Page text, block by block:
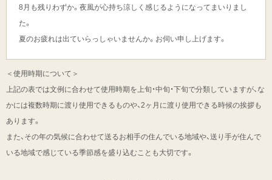
8月も残りわずか。夜風が心持ち涼しく感じるようになってまいりまし
た。
夏のお疲れは出ていらっしゃいませんか。お伺い申し上げます。
＜使用時期について＞
上記の表では文例に合わせて使用時期を上旬・中旬・下旬で分類していますが、な
かには複数時期に渡り使用できるものや、2ヶ月に渡り使用できる時候の挨拶も
あります。
また、その年の気候に合わせて送るお相手の住んでいる地域や、送り手が住んで
いる地域で感じている季節感を盛り込むことも大切です。